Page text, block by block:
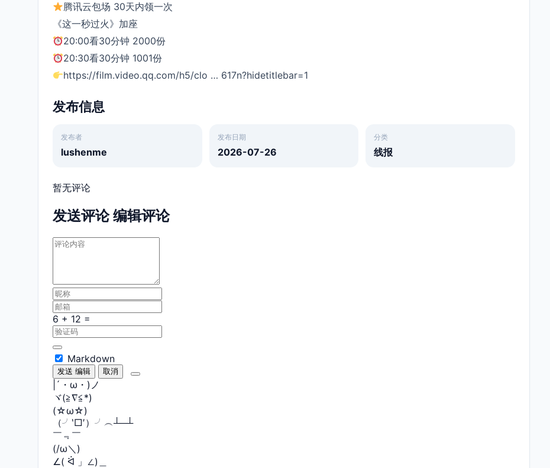
腾讯云包场 30天内领一次
《这一秒过火》加座
20:00看30分钟 2000份
20:30看30分钟 1001份
https://film.video.qq.com/h5/clo … 617n?hidetitlebar=1
发布信息
发布者
lushenme
发布日期
2026-07-26
分类
线报
暂无评论
发送评论 编辑评论
Markdown
发送 编辑 取消
|´・ω・)ノ
ヾ(≧∇≦*)ゝ
(☆ω☆)
（╯‵□′）╯︵┴─┴
￣﹃￣
(/ω＼)
∠( ᐛ 」∠)＿